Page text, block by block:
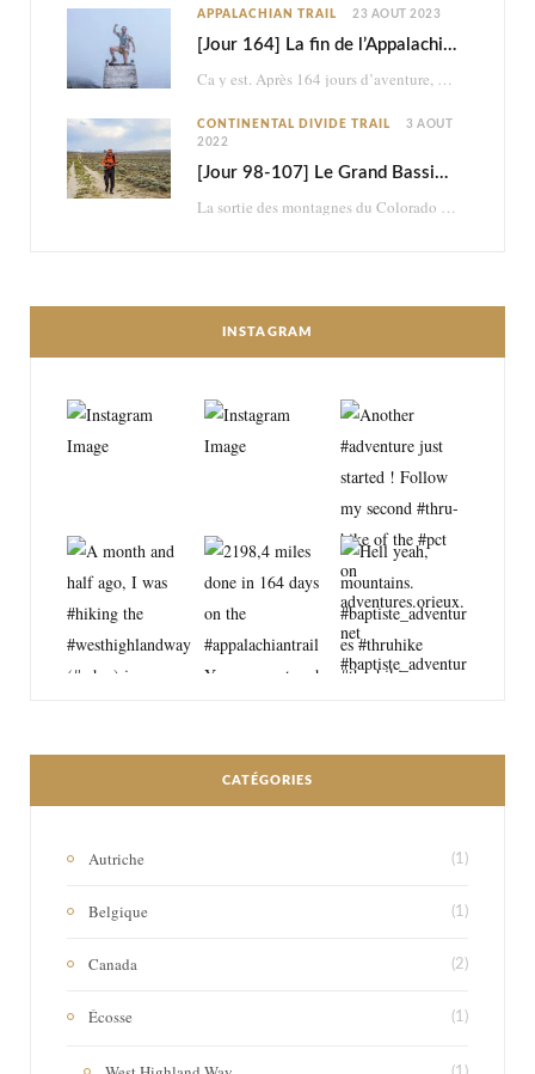
APPALACHIAN TRAIL 23 AOÛT 2023
[Jour 164] La fin de l’Appalachian Trail
Ca y est. Après 164 jours d’aventure, je termine les 2198,4 miles (3517km) de l’Appalachian…
CONTINENTAL DIVIDE TRAIL
3 AOÛT
2022
[Jour 98-107] Le Grand Bassin : brutal et psychédélique retour dans le désert
La sortie des montagnes du Colorado me mène dans le désert du Wyoming. En à…
INSTAGRAM
CATÉGORIES
Autriche (1)
Belgique (1)
Canada (2)
Écosse (1)